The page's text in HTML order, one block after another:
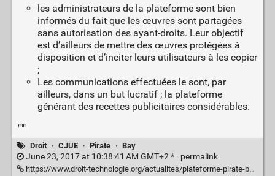
les administrateurs de la plateforme sont bien
informés du fait que les œuvres sont partagées
sans autorisation des ayant-droits. Leur objectif
est d’ailleurs de mettre des œuvres protégées à
disposition et d’inciter leurs utilisateurs à les copier
;
Les communications effectuées le sont, par
ailleurs, dans un but lucratif ; la plateforme
générant des recettes publicitaires considérables.
"""
Droit · CJUE · Pirate · Bay
June 23, 2017 at 10:38:41 AM GMT+2 * · permalink
https://www.droit-technologie.org/actualites/plateforme-pirate-bay-coupable-de-contrefacon-meme-titre-utilisateurs/